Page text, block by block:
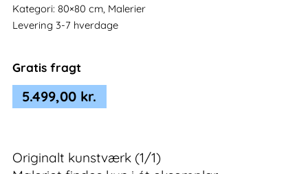
Kategori: 80×80 cm, Malerier
Levering 3-7 hverdage
Gratis fragt
5.499,00 kr.
Originalt kunstværk (1/1)